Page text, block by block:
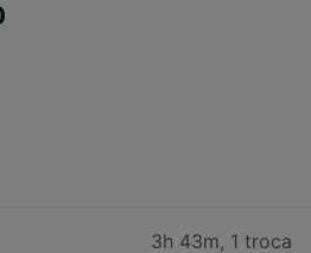
3h 43m, 1 troca